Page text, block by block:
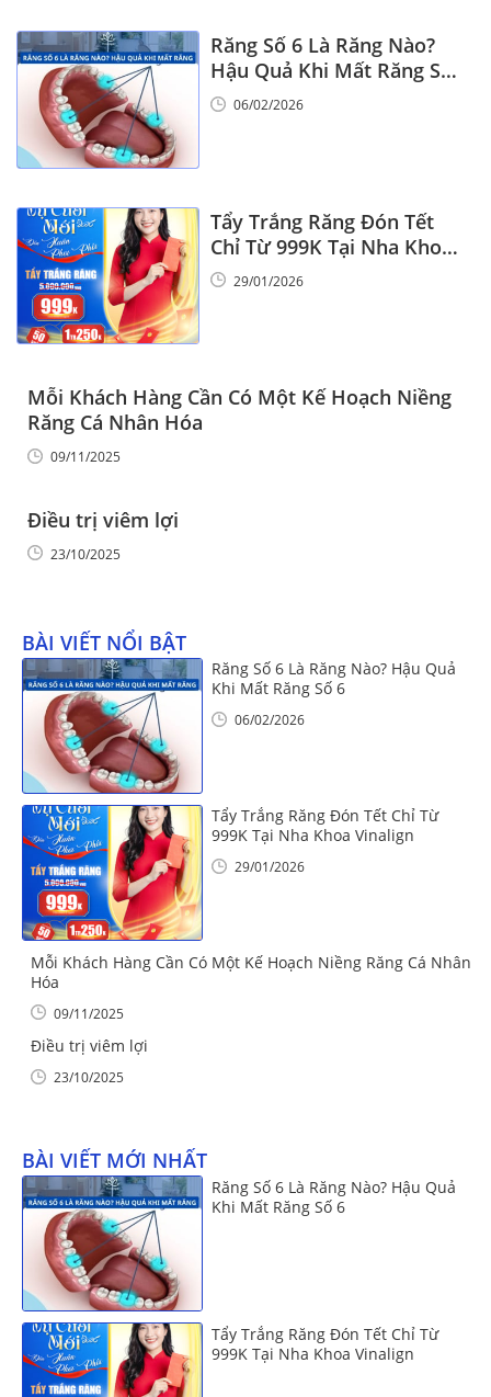
Răng Số 6 Là Răng Nào?
Hậu Quả Khi Mất Răng Số
6
06/02/2026
Tẩy Trắng Răng Đón Tết
Chỉ Từ 999K Tại Nha Khoa
Vinalign
29/01/2026
Mỗi Khách Hàng Cần Có Một Kế Hoạch Niềng
Răng Cá Nhân Hóa
09/11/2025
Điều trị viêm lợi
23/10/2025
BÀI VIẾT NỔI BẬT
Răng Số 6 Là Răng Nào? Hậu Quả
Khi Mất Răng Số 6
06/02/2026
Tẩy Trắng Răng Đón Tết Chỉ Từ
999K Tại Nha Khoa Vinalign
29/01/2026
Mỗi Khách Hàng Cần Có Một Kế Hoạch Niềng Răng Cá Nhân
Hóa
09/11/2025
Điều trị viêm lợi
23/10/2025
BÀI VIẾT MỚI NHẤT
Răng Số 6 Là Răng Nào? Hậu Quả
Khi Mất Răng Số 6
Tẩy Trắng Răng Đón Tết Chỉ Từ
999K Tại Nha Khoa Vinalign